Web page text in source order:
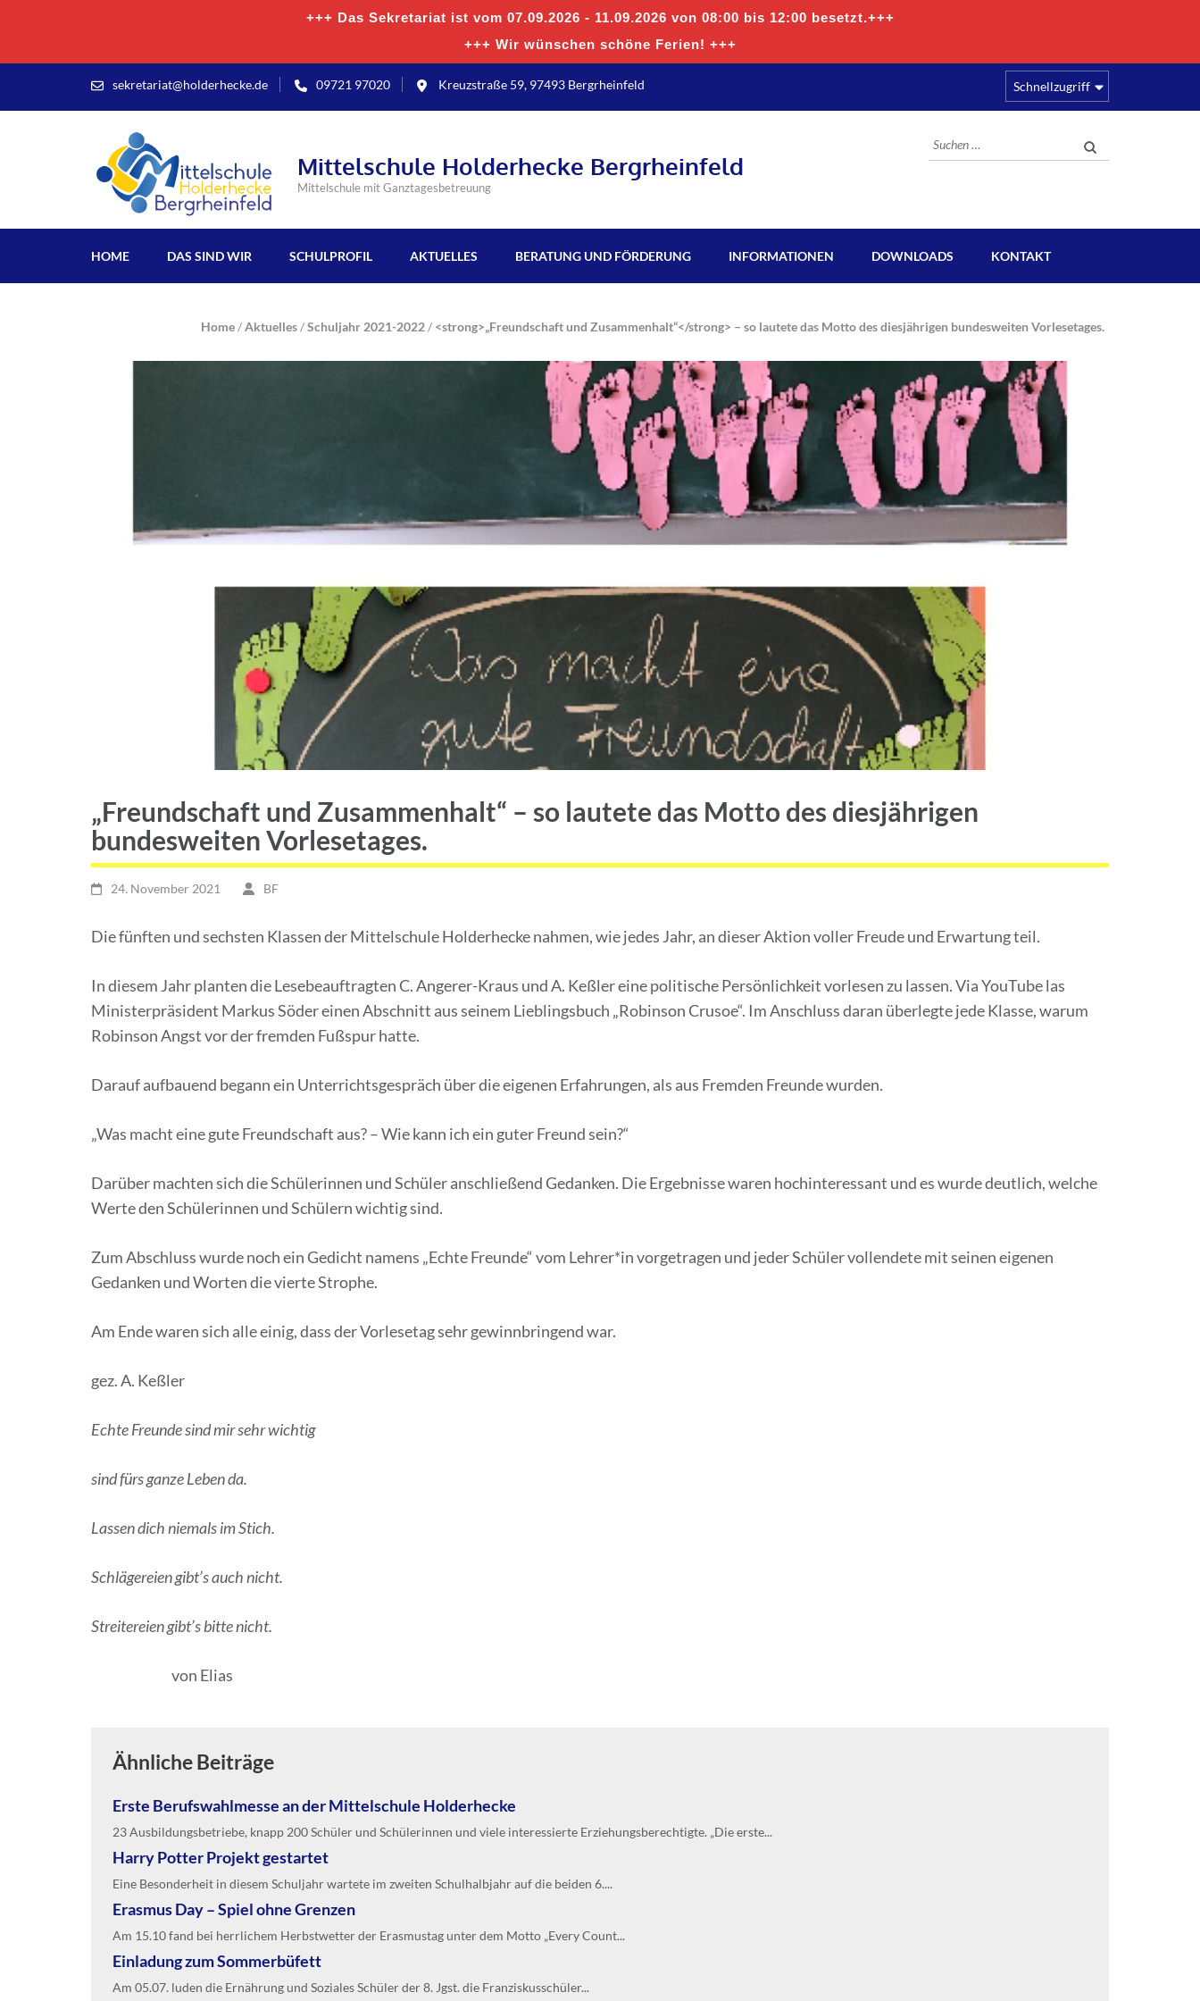
+++ Das Sekretariat ist vom 07.09.2026 - 11.09.2026 von 08:00 bis 12:00 besetzt.+++
+++ Wir wünschen schöne Ferien! +++
sekretariat@holderhecke.de 09721 97020 Kreuzstraße 59, 97493 Bergrheinfeld Schnellzugriff
Mittelschule Holderhecke Bergrheinfeld
Mittelschule mit Ganztagesbetreuung
Suchen
nach:
HOME DAS SIND WIR SCHULPROFIL AKTUELLES BERATUNG UND FÖRDERUNG INFORMATIONEN DOWNLOADS KONTAKT
Home/Aktuelles/Schuljahr 2021-2022/ <strong>„Freundschaft und Zusammenhalt“</strong> – so lautete das Motto des diesjährigen bundesweiten Vorlesetages.
„Freundschaft und Zusammenhalt“ – so lautete das Motto des diesjährigen
bundesweiten Vorlesetages.
24. November 2021 BF
Die fünften und sechsten Klassen der Mittelschule Holderhecke nahmen, wie jedes Jahr, an dieser Aktion voller Freude und Erwartung teil.
In diesem Jahr planten die Lesebeauftragten C. Angerer-Kraus und A. Keßler eine politische Persönlichkeit vorlesen zu lassen. Via YouTube las
Ministerpräsident Markus Söder einen Abschnitt aus seinem Lieblingsbuch „Robinson Crusoe“. Im Anschluss daran überlegte jede Klasse, warum
Robinson Angst vor der fremden Fußspur hatte.
Darauf aufbauend begann ein Unterrichtsgespräch über die eigenen Erfahrungen, als aus Fremden Freunde wurden.
„Was macht eine gute Freundschaft aus? – Wie kann ich ein guter Freund sein?“
Darüber machten sich die Schülerinnen und Schüler anschließend Gedanken. Die Ergebnisse waren hochinteressant und es wurde deutlich, welche
Werte den Schülerinnen und Schülern wichtig sind.
Zum Abschluss wurde noch ein Gedicht namens „Echte Freunde“ vom Lehrer*in vorgetragen und jeder Schüler vollendete mit seinen eigenen
Gedanken und Worten die vierte Strophe.
Am Ende waren sich alle einig, dass der Vorlesetag sehr gewinnbringend war.
gez. A. Keßler
Echte Freunde sind mir sehr wichtig
sind fürs ganze Leben da.
Lassen dich niemals im Stich.
Schlägereien gibt’s auch nicht.
Streitereien gibt’s bitte nicht.
von Elias
Ähnliche Beiträge
Erste Berufswahlmesse an der Mittelschule Holderhecke
23 Ausbildungsbetriebe, knapp 200 Schüler und Schülerinnen und viele interessierte Erziehungsberechtigte. „Die erste...
Harry Potter Projekt gestartet
Eine Besonderheit in diesem Schuljahr wartete im zweiten Schulhalbjahr auf die beiden 6....
Erasmus Day – Spiel ohne Grenzen
Am 15.10 fand bei herrlichem Herbstwetter der Erasmustag unter dem Motto „Every Count...
Einladung zum Sommerbüfett
Am 05.07. luden die Ernährung und Soziales Schüler der 8. Jgst. die Franziskusschüler...